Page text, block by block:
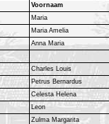
Voornaam
Maria
Maria Amelia
Anna Maria
Charles Louis
Petrus Bernardus
Celesta Helena
Leon
Zulma Margarita